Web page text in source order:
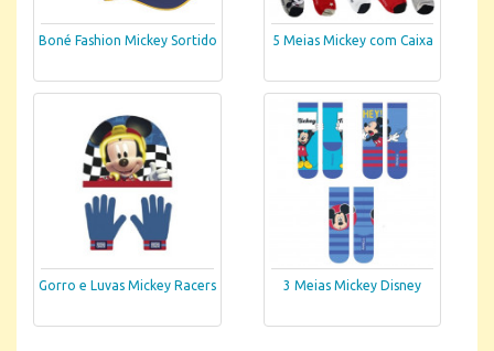
Boné Fashion Mickey Sortido 5 Meias Mickey com Caixa
Gorro e Luvas Mickey Racers 3 Meias Mickey Disney